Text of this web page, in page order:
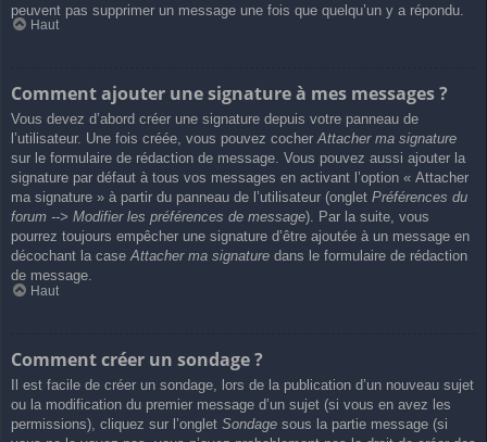
peuvent pas supprimer un message une fois que quelqu’un y a répondu.
Haut
Comment ajouter une signature à mes messages ?
Vous devez d’abord créer une signature depuis votre panneau de
l’utilisateur. Une fois créée, vous pouvez cocherAttacher ma signature
sur le formulaire de rédaction de message. Vous pouvez aussi ajouter la
signature par défaut à tous vos messages en activant l’option « Attacher
ma signature » à partir du panneau de l’utilisateur (onglet Préférences du
forum --> Modifier les préférences de message). Par la suite, vous
pourrez toujours empêcher une signature d’être ajoutée à un message en
décochant la caseAttacher ma signature dans le formulaire de rédaction
de message.
Haut
Comment créer un sondage ?
Il est facile de créer un sondage, lors de la publication d’un nouveau sujet
ou la modification du premier message d’un sujet (si vous en avez les
permissions), cliquez sur l’onglet Sondage sous la partie message (si